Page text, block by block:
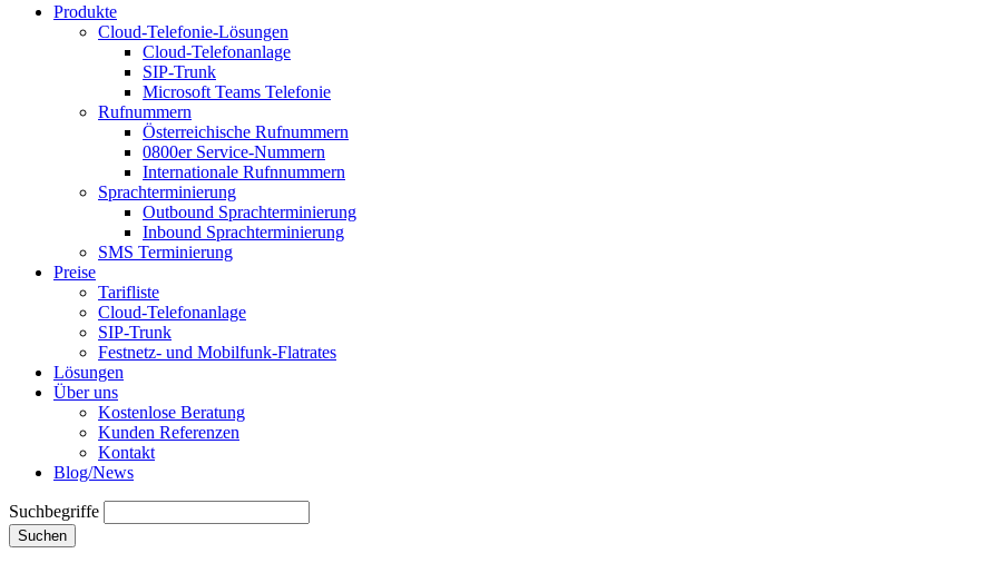
Produkte
Cloud-Telefonie-Lösungen
Cloud-Telefonanlage
SIP-Trunk
Microsoft Teams Telefonie
Rufnummern
Österreichische Rufnummern
0800er Service-Nummern
Internationale Rufnnummern
Sprachterminierung
Outbound Sprachterminierung
Inbound Sprachterminierung
SMS Terminierung
Preise
Tarifliste
Cloud-Telefonanlage
SIP-Trunk
Festnetz- und Mobilfunk-Flatrates
Lösungen
Über uns
Kostenlose Beratung
Kunden Referenzen
Kontakt
Blog/News
Suchbegriffe
Suchen